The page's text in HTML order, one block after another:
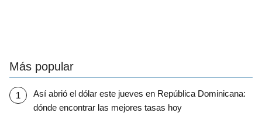
Más popular
Así abrió el dólar este jueves en República Dominicana:
dónde encontrar las mejores tasas hoy